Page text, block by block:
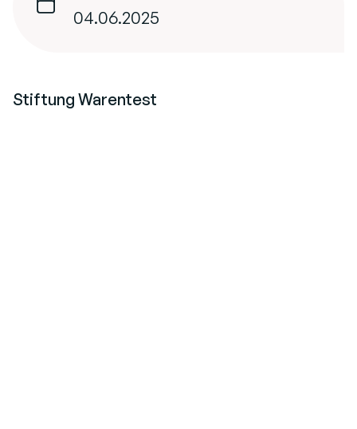
04.06.2025
Stiftung Warentest